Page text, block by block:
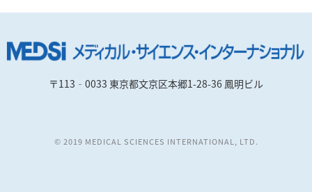
〒113‐0033 東京都文京区本郷1-28-36 鳳明ビル
© 2019 MEDICAL SCIENCES INTERNATIONAL, LTD.